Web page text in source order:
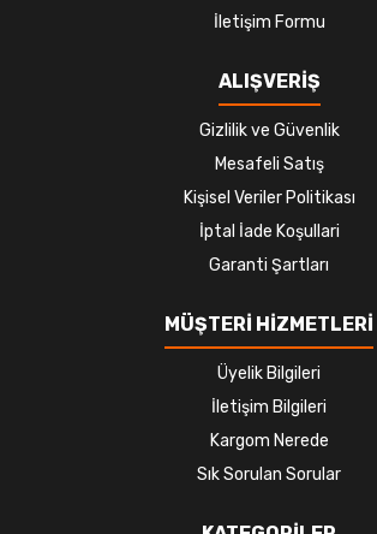
İletişim Formu
ALIŞVERİŞ
Gizlilik ve Güvenlik
Mesafeli Satış
Kişisel Veriler Politikası
İptal İade Koşullari
Garanti Şartları
MÜŞTERİ HİZMETLERİ
Üyelik Bilgileri
İletişim Bilgileri
Kargom Nerede
Sık Sorulan Sorular